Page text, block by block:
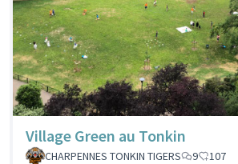
Village Green au Tonkin
CHARPENNES TONKIN TIGERS
9 107